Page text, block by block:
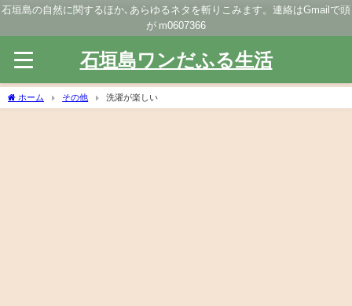
石垣島の自然に関するほか､あらゆるネタを斬りこみます。連絡はGmailで頭
が m0607366
石垣島ワンだふる生活
ホーム その他 洗濯が楽しい